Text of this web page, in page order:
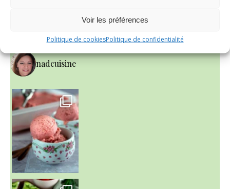
Voir les préférences
Politique de cookiesPolitique de confidentialité
nadcuisine
~ NICE CREAM À LA FRAISE ~
Presque un mois que